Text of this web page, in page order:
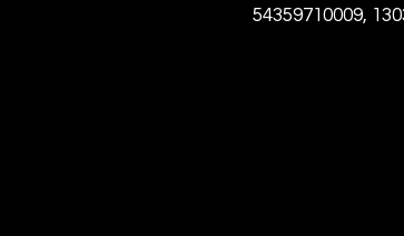
54359710009,